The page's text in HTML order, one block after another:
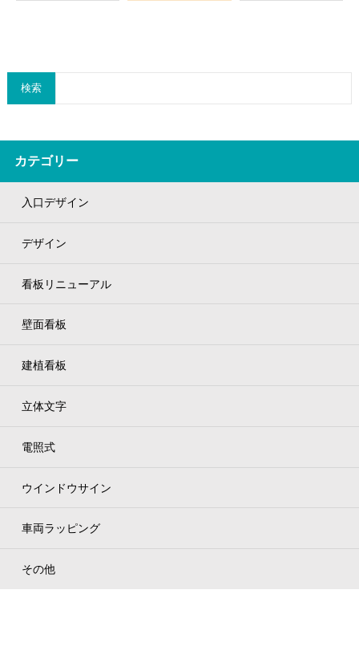
検索
カテゴリー
入口デザイン
デザイン
看板リニューアル
壁面看板
建植看板
立体文字
電照式
ウインドウサイン
車両ラッピング
その他